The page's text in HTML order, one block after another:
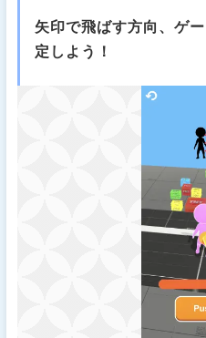
矢印で飛ばす方向、ゲ
定しよう！